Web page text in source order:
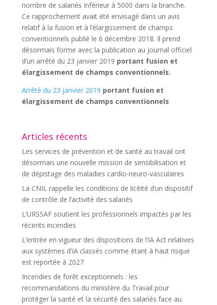
nombre de salariés inférieur à 5000 dans la branche.
Ce rapprochement avait été envisagé dans un avis
relatif à la fusion et à l’élargissement de champs
conventionnels publié le 6 décembre 2018. Il prend
désormais forme avec la publication au journal officiel
d’un arrêté du 23 janvier 2019 portant fusion et
élargissement de champs conventionnels.
Arrêté du 23 janvier 2019 portant fusion et
élargissement de champs conventionnels
Articles récents
Les services de prévention et de santé au travail ont
désormais une nouvelle mission de sensibilisation et
de dépistage des maladies cardio-neuro-vasculaires
La CNIL rappelle les conditions de licéité d’un dispositif
de contrôle de l’activité des salariés
L’URSSAF soutient les professionnels impactés par les
récents incendies
L’entrée en vigueur des dispositions de l’IA Act relatives
aux systèmes d’IA classés comme étant à haut risque
est reportée à 2027
Incendies de forêt exceptionnels : les
recommandations du ministère du Travail pour
protéger la santé et la sécurité des salariés face au